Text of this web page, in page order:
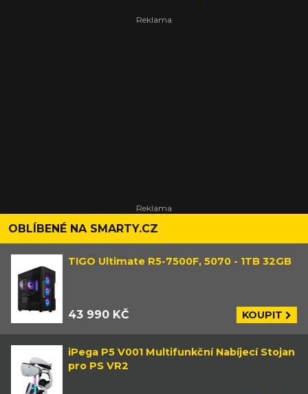
OBLÍBENÉ NA SMARTY.CZ
TIGO Ultimate R5-7500F, 5070 - 1TB 32GB
43 990 KČ KOUPIT
iPega P5 V001 Multifunkční Nabíjecí Stojan
pro PS VR2